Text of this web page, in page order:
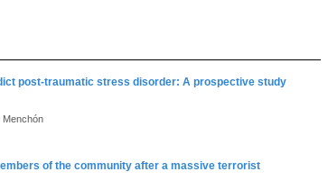
post-traumatic stress disorder: A prospective study
Menchón
of the community after a massive terrorist